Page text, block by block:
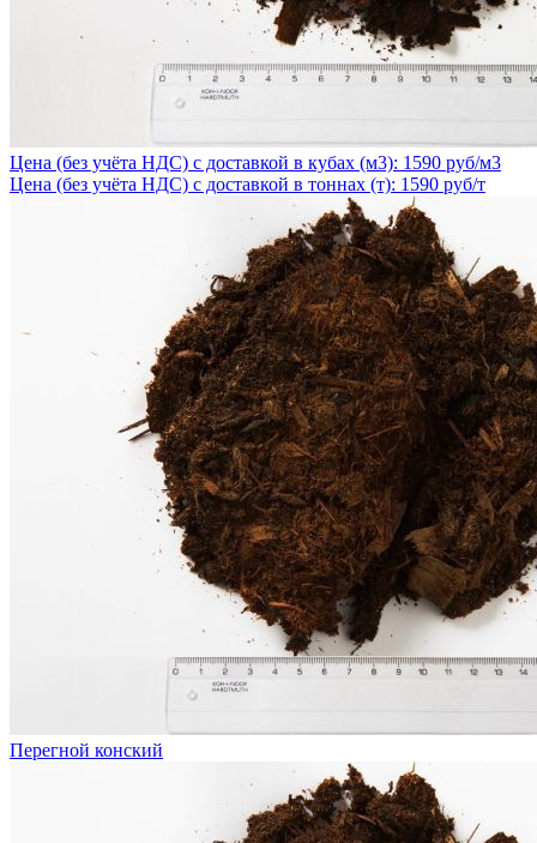
Цена (без учёта НДС) с доставкой в кубах (м3): 1590 руб/м3
Цена (без учёта НДС) с доставкой в тоннах (т): 1590 руб/т
Перегной конский